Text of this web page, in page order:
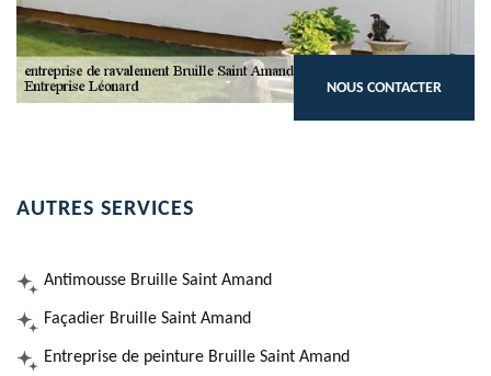
NOUS CONTACTER
AUTRES SERVICES
Antimousse Bruille Saint Amand
Façadier Bruille Saint Amand
Entreprise de peinture Bruille Saint Amand